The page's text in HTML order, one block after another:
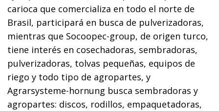
carioca que comercializa en todo el norte de
Brasil, participará en busca de pulverizadoras,
mientras que Socoopec-group, de origen turco,
tiene interés en cosechadoras, sembradoras,
pulverizadoras, tolvas pequeñas, equipos de
riego y todo tipo de agropartes, y
Agrarsysteme-hornung busca sembradoras y
agropartes: discos, rodillos, empaquetadoras,